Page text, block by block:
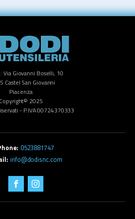
Via Giovanni Boselli, 10
Castel San Giovanni
Piacenza
Copyright© 2025
- P.IVA 00724370333
0523881747
info@dodisnc.com